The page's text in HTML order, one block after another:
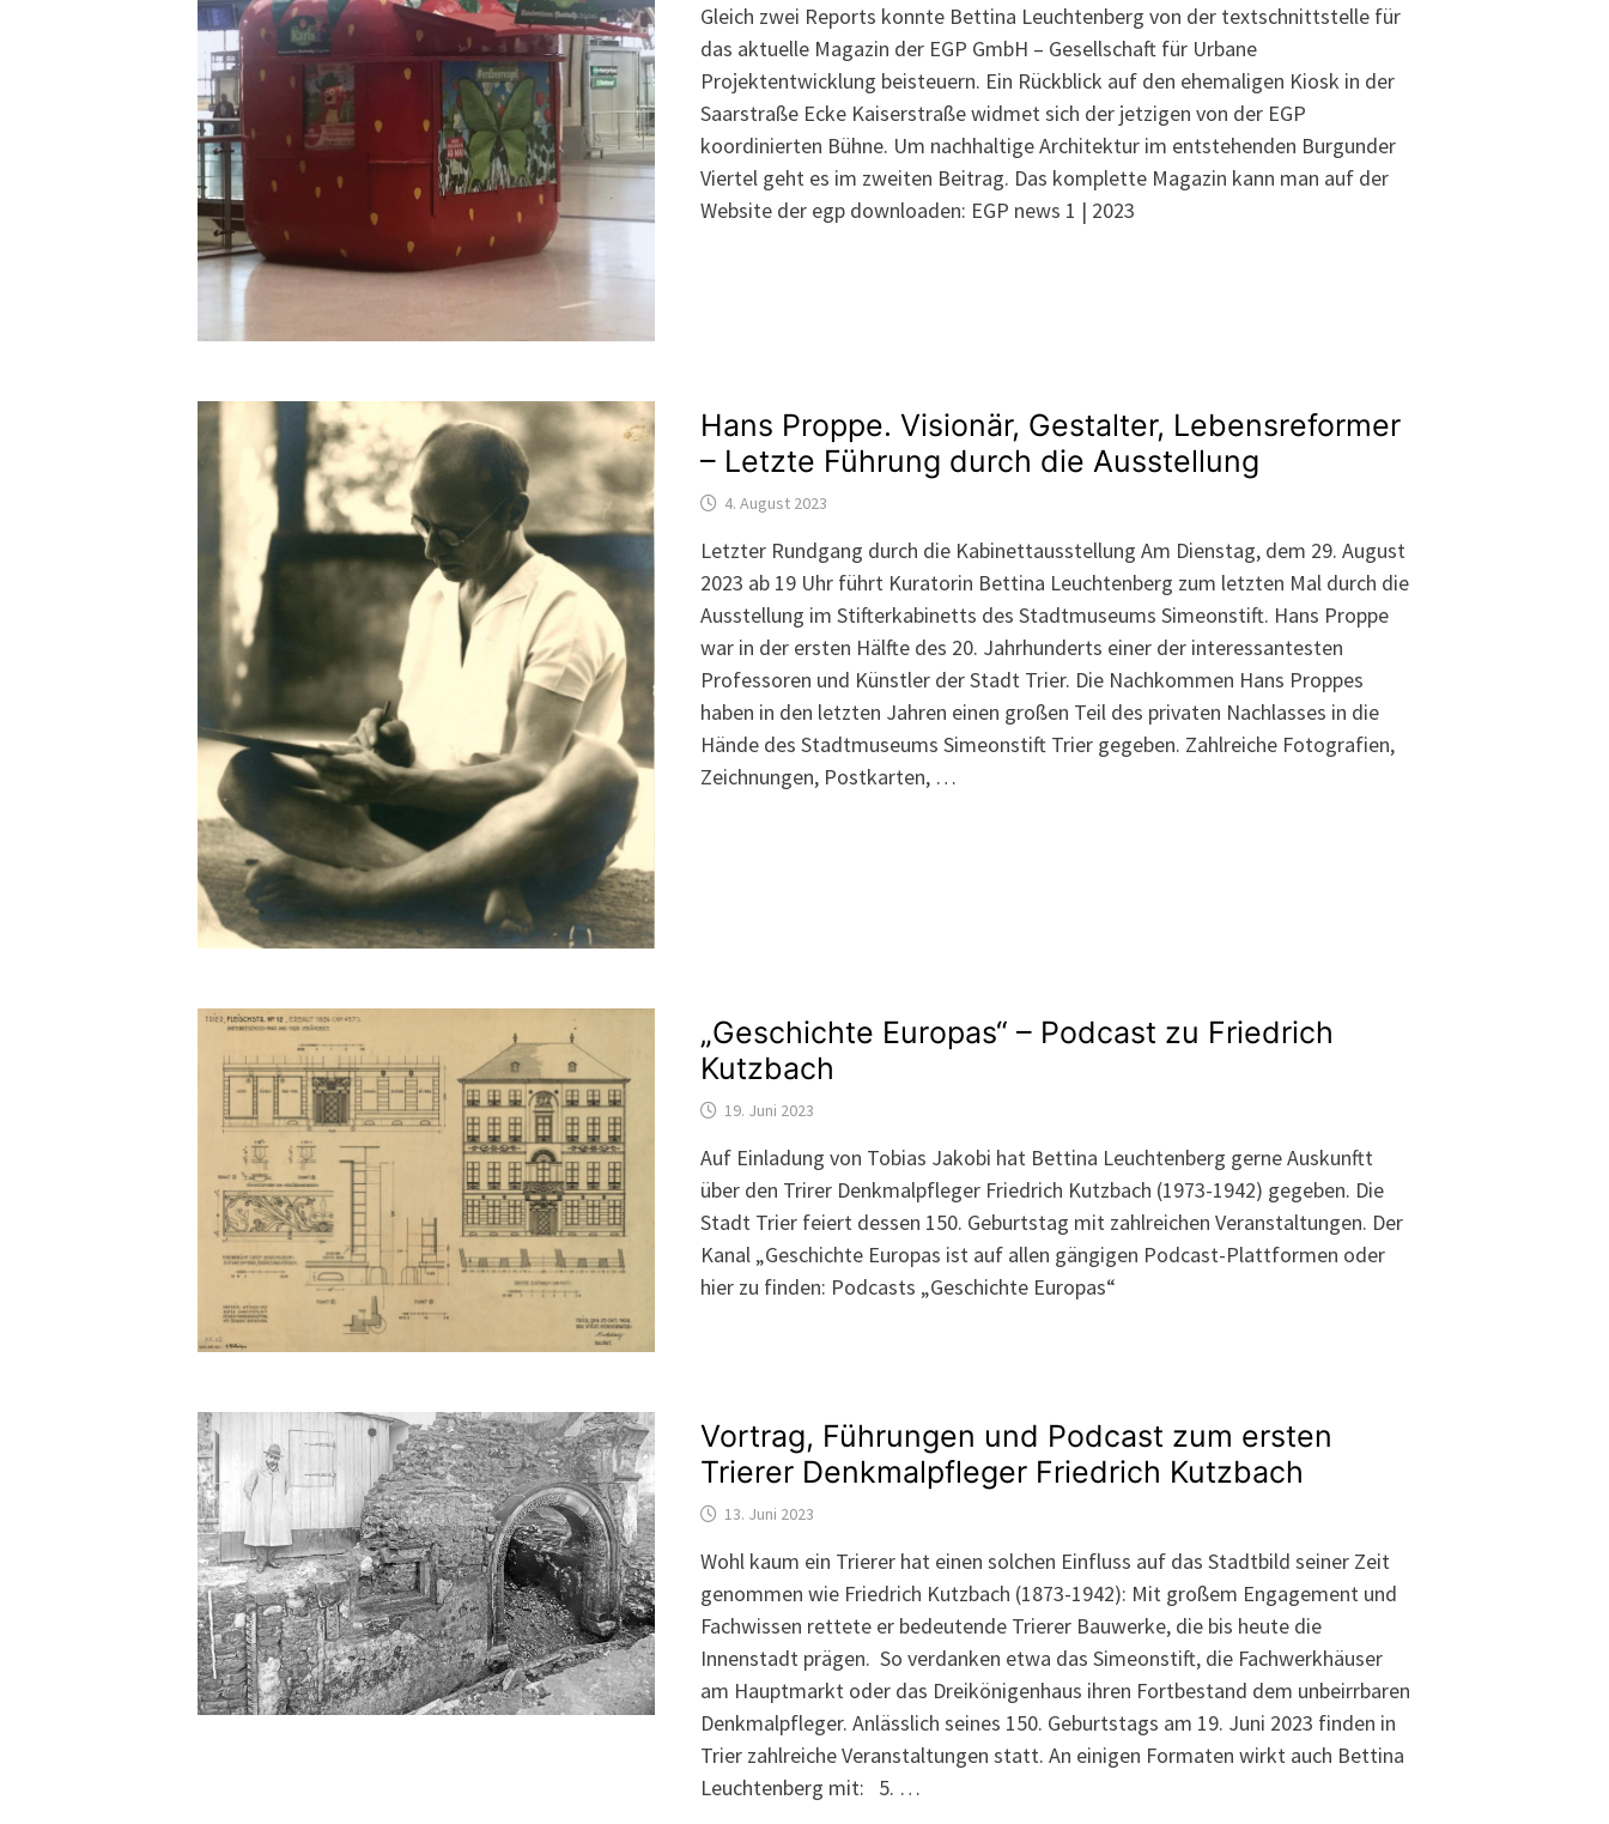
Gleich zwei Reports konnte Bettina Leuchtenberg von der textschnittstelle für
das aktuelle Magazin der EGP GmbH – Gesellschaft für Urbane
Projektentwicklung beisteuern. Ein Rückblick auf den ehemaligen Kiosk in der
Saarstraße Ecke Kaiserstraße widmet sich der jetzigen von der EGP
koordinierten Bühne. Um nachhaltige Architektur im entstehenden Burgunder
Viertel geht es im zweiten Beitrag. Das komplette Magazin kann man auf der
Website der egp downloaden: EGP news 1 | 2023
Hans Proppe. Visionär, Gestalter, Lebensreformer
– Letzte Führung durch die Ausstellung
4. August 2023
Letzter Rundgang durch die Kabinettausstellung Am Dienstag, dem 29. August
2023 ab 19 Uhr führt Kuratorin Bettina Leuchtenberg zum letzten Mal durch die
Ausstellung im Stifterkabinetts des Stadtmuseums Simeonstift. Hans Proppe
war in der ersten Hälfte des 20. Jahrhunderts einer der interessantesten
Professoren und Künstler der Stadt Trier. Die Nachkommen Hans Proppes
haben in den letzten Jahren einen großen Teil des privaten Nachlasses in die
Hände des Stadtmuseums Simeonstift Trier gegeben. Zahlreiche Fotografien,
Zeichnungen, Postkarten, …
„Geschichte Europas“ – Podcast zu Friedrich
Kutzbach
19. Juni 2023
Auf Einladung von Tobias Jakobi hat Bettina Leuchtenberg gerne Auskunftt
über den Trirer Denkmalpfleger Friedrich Kutzbach (1973-1942) gegeben. Die
Stadt Trier feiert dessen 150. Geburtstag mit zahlreichen Veranstaltungen. Der
Kanal „Geschichte Europas ist auf allen gängigen Podcast-Plattformen oder
hier zu finden: Podcasts „Geschichte Europas“
Vortrag, Führungen und Podcast zum ersten
Trierer Denkmalpfleger Friedrich Kutzbach
13. Juni 2023
Wohl kaum ein Trierer hat einen solchen Einfluss auf das Stadtbild seiner Zeit
genommen wie Friedrich Kutzbach (1873-1942): Mit großem Engagement und
Fachwissen rettete er bedeutende Trierer Bauwerke, die bis heute die
Innenstadt prägen. So verdanken etwa das Simeonstift, die Fachwerkhäuser
am Hauptmarkt oder das Dreikönigenhaus ihren Fortbestand dem unbeirrbaren
Denkmalpfleger. Anlässlich seines 150. Geburtstags am 19. Juni 2023 finden in
Trier zahlreiche Veranstaltungen statt. An einigen Formaten wirkt auch Bettina
Leuchtenberg mit: 5. …